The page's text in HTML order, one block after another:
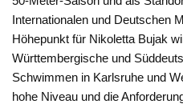
Internationalen und Deutschen
Höhepunkt für Nikoletta Bujak
Württembergische und
Schwimmen in Karlsruhe und
hohe Niveau und die